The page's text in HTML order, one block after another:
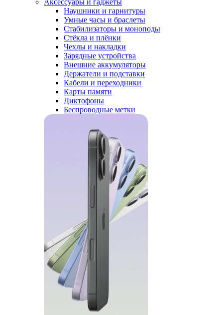
Аксессуары и гаджеты
Наушники и гарнитуры
Умные часы и браслеты
Стабилизаторы и моноподы
Стёкла и плёнки
Чехлы и накладки
Зарядные устройства
Внешние аккумуляторы
Держатели и подставки
Кабели и переходники
Карты памяти
Диктофоны
Беспроводные метки